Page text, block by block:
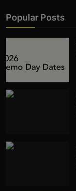
Popular Posts